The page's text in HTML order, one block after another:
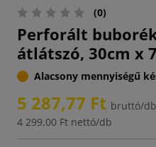
(0)
Perforált
átlátszó, 30cm x
Alacsony mennyiségű
5 287,77 Ft bruttó/db
4 299,00 Ft nettó/db